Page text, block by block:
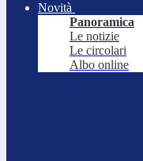
Novità
Panoramica
Le notizie
Le circolari
Albo online